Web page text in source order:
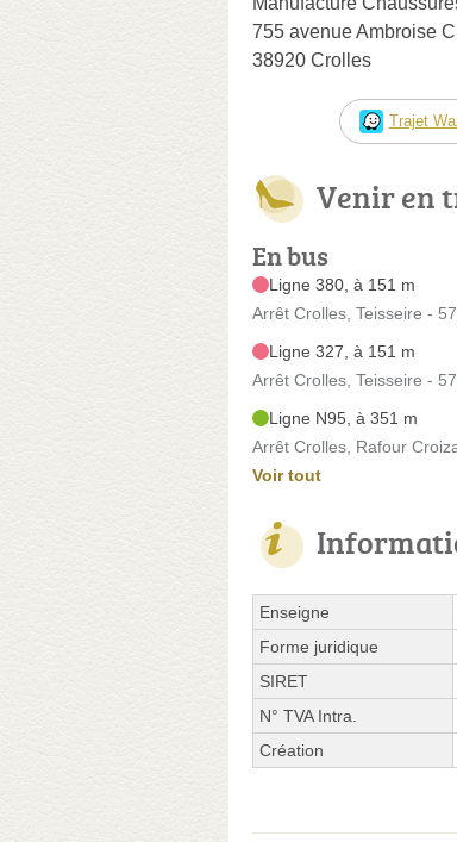
755 avenue Ambroise
38920 Crolles
Trajet
Venir en
En bus
Ligne 380, à 151 m
Arrêt Crolles, Teisseire -
Ligne 327, à 151 m
Arrêt Crolles, Teisseire -
Ligne N95, à 351 m
Arrêt Crolles, Rafour
Voir tout
Enseigne
Forme juridique
SIRET
N° TVA Intra.
Création